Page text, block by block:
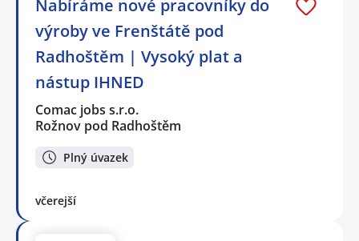
Nabíráme nové pracovníky do
výroby ve Frenštátě pod
Radhoštěm | Vysoký plat a
nástup IHNED
Comac jobs s.r.o.
Rožnov pod Radhoštěm
Plný úvazek
včerejší